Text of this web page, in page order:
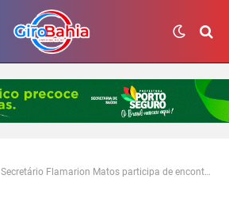
Secretário Flamarion Matos participa de encontro com ministro do Meio Ambiente, Ricardo Salles